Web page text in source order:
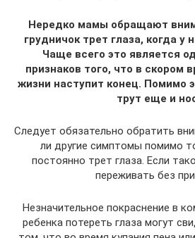
Нередко мамы обращают
грудничок трет глаза, когда у
Чаще всего это является
признаков того, что в скором
жизни наступит конец. Помимо
трут еще и
Следует обязательно обратить
ли другие симптомы помимо
постоянно трет глаза. Если
переживать без
Незначительное покраснение в
ребенка потереть глаза могут